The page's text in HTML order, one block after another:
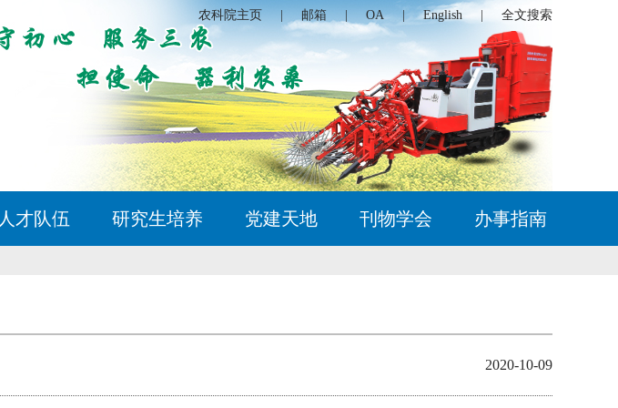
农科院主页 邮箱 OA English 全文搜索
人才队伍 研究生培养 党建天地 刊物学会 办事指南
2020-10-09